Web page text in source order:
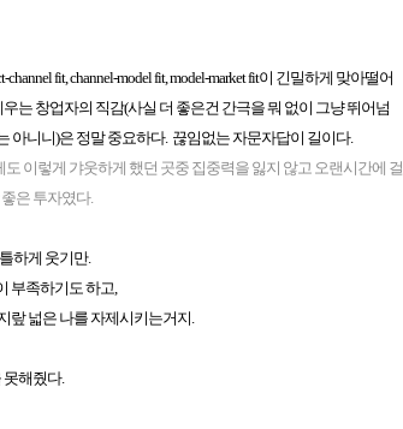
fit, channel-model fit, model-market fit이 긴밀하게 맞아떨어
는 창업자의 직감(사실 더 좋은건 간극을 뭐 없이 그냥 뛰어넘
아니니)은 정말 중요하다. 끊임없는 자문자답이 길이다.
이렇게 갸웃하게 했던 곳중 집중력을 잃지 않고 오랜시간에 걸
은 투자였다.
하게 웃기만.
부족하기도 하고,
랖 넓은 나를 자제시키는거지.
못해줬다.